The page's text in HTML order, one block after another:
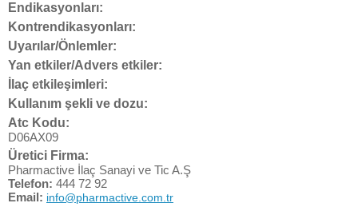
Endikasyonları:
Kontrendikasyonları:
Uyarılar/Önlemler:
Yan etkiler/Advers etkiler:
İlaç etkileşimleri:
Kullanım şekli ve dozu:
Atc Kodu:
D06AX09
Üretici Firma:
Pharmactive İlaç Sanayi ve Tic A.Ş
Telefon: 444 72 92
Email: info@pharmactive.com.tr